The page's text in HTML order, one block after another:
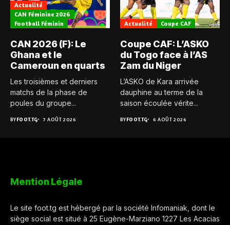
Actualité
CAN Féminine 2026
Football Féminin
CAN 2026 (F): Le
Ghana et le
Cameroun en quarts
Les troisièmes et derniers
matchs de la phase de
poules du groupe...
BYFOOT.TG 7 AOÛT 2026
Actualité Coupe CAF
Coupe CAF: L’ASKO
du Togo face à l’AS
Zam du Niger
L’ASKO de Kara arrivée
dauphine au terme de la
saison écoulée vérite...
BYFOOT.TG 6 AOÛT 2026
Mention Légale
Le site foot.tg est hébergé par la société Infomaniak, dont le
siège social est situé à 25 Eugène-Marziano 1227 Les Acacias